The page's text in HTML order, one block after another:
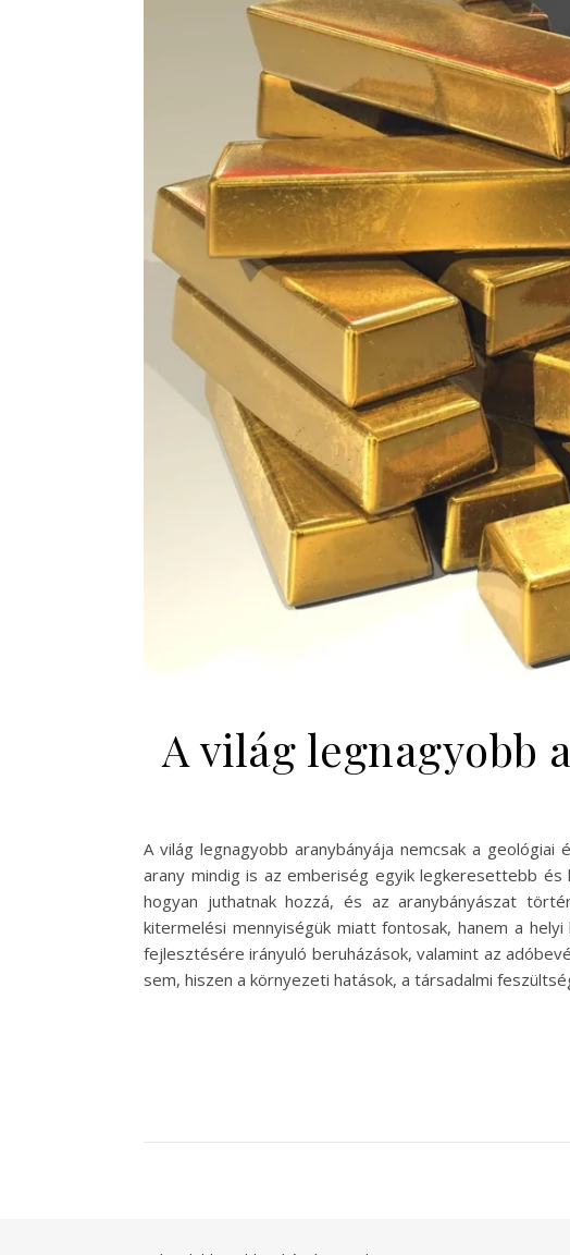
A világ legnagyobb
A világ legnagyobb aranybányája nemcsak a
arany mindig is az emberiség egyik legkeresettebb
hogyan juthatnak hozzá, és az aranybányászat
kitermelési mennyiségük miatt fontosak, hanem a
fejlesztésére irányuló beruházások, valamint az
sem, hiszen a környezeti hatások, a társadalmi